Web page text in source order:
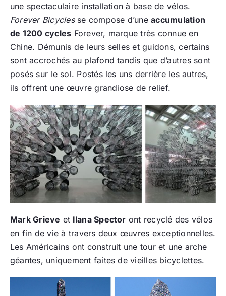
une spectaculaire installation à base de vélos.
Forever Bicyclesse compose d’uneaccumulation
de 1200 cycles Forever, marque très connue en
Chine. Démunis de leurs selles et guidons, certains
sont accrochés au plafond tandis que d’autres sont
posés sur le sol. Postés les uns derrière les autres,
ils offrent une œuvre grandiose de relief.
Mark Grieve et Ilana Spector ont recyclé des vélos
en fin de vie à travers deux œuvres exceptionnelles.
Les Américains ont construit une tour et une arche
géantes, uniquement faites de vieilles bicyclettes.